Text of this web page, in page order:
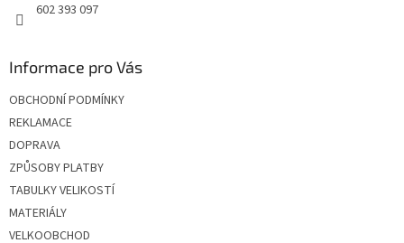
602 393 097
Informace pro Vás
OBCHODNÍ PODMÍNKY
REKLAMACE
DOPRAVA
ZPŮSOBY PLATBY
TABULKY VELIKOSTÍ
MATERIÁLY
VELKOOBCHOD